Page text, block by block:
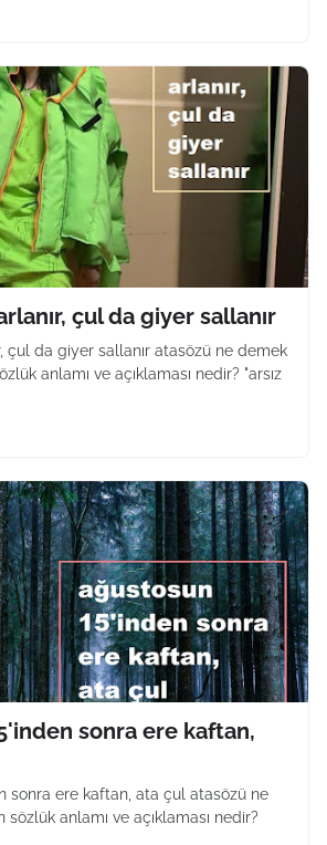
çul da giyer sallanır
çul da giyer sallanır atasözü ne demek
anlamı ve açıklaması nedir? "arsız
sonra ere kaftan,
sonra ere kaftan, ata çul atasözü ne
anlamı ve açıklaması nedir?